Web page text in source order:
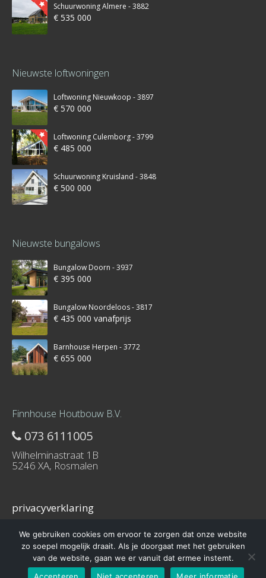
Schuurwoning Almere - 3882
€ 535 000
Nieuwste loftwoningen
Loftwoning Nieuwkoop - 3897
€ 570 000
Loftwoning Culemborg - 3799
€ 485 000
Schuurwoning Kruisland - 3848
€ 500 000
Nieuwste bungalows
Bungalow Doorn - 3937
€ 395 000
Bungalow Noordeloos - 3817
€ 435 000 vanafprijs
Barnhouse Herpen - 3772
€ 655 000
Finnhouse Houtbouw B.V.
073 6111005
Wilhelminastraat 1B
5246 XA, Rosmalen
privacyverklaring
© 2016 – Schuurwoning-bouwen.nl is onderdeel van Finnhouse.nl
We gebruiken cookies om ervoor te zorgen dat onze website
zo soepel mogelijk draait. Als je doorgaat met het gebruiken
van de website, gaan we er vanuit dat ermee instemt.
Accepteren
Niet accepteren Meer informatie